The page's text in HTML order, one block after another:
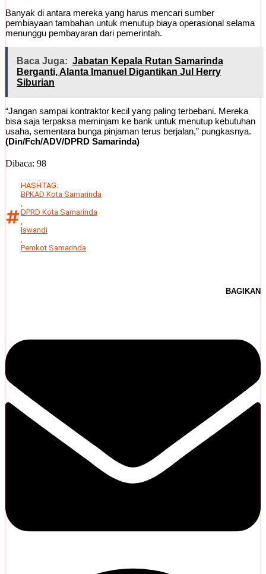
Banyak di antara mereka yang harus mencari sumber
pembiayaan tambahan untuk menutup biaya operasional selama
menunggu pembayaran dari pemerintah.
Baca Juga: Jabatan Kepala Rutan Samarinda
Berganti, Alanta Imanuel Digantikan Jul Herry
Siburian
“Jangan sampai kontraktor kecil yang paling terbebani. Mereka
bisa saja terpaksa meminjam ke bank untuk menutup kebutuhan
usaha, sementara bunga pinjaman terus berjalan,” pungkasnya.
(Din/Fch/ADV/DPRD Samarinda)
Dibaca: 98
HASHTAG:
BPKAD Kota Samarinda
,
DPRD Kota Samarinda
,
Iswandi
,
Pemkot Samarinda
BAGIKAN